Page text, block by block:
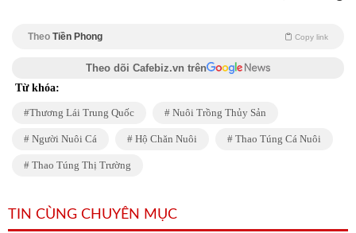
Theo Tiền Phong Copy link
Theo dõi Cafebiz.vn trên
Từ khóa:
Thương Lái Trung Quốc Nuôi Trồng Thủy Sản
Người Nuôi Cá Hộ Chăn Nuôi Thao Túng Cá Nuôi
Thao Túng Thị Trường
TIN CÙNG CHUYÊN MỤC